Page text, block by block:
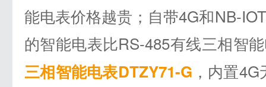
能电表价格越贵；自带4G和NB-
的智能电表比RS-485有线三相智
三相智能电表DTZY71-G ，内置